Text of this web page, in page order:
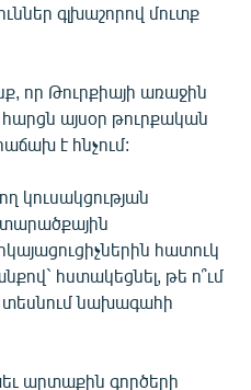
գլխաշորով մուտք
որ Թուրքիայի առաջին
հարցն այսօր թուրքական
է հնչում:
կուսակցության
հատուկ
հստակեցնել, թե ո՞ւմ
տեսնում նախագահի
արտաքին գործերի